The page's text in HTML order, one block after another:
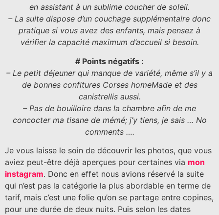
en assistant à un sublime coucher de soleil.
– La suite dispose d’un couchage supplémentaire donc
pratique si vous avez des enfants, mais pensez à
vérifier la capacité maximum d’accueil si besoin.
# Points négatifs :
– Le petit déjeuner qui manque de variété, même s’il y a
de bonnes confitures Corses homeMade et des
canistrellis aussi.
– Pas de bouilloire dans la chambre afin de me
concocter ma tisane de mémé; j’y tiens, je sais … No
comments ….
Je vous laisse le soin de découvrir les photos, que vous
aviez peut-être déjà aperçues pour certaines via mon
instagram. Donc en effet nous avions réservé la suite
qui n’est pas la catégorie la plus abordable en terme de
tarif, mais c’est une folie qu’on se partage entre copines,
pour une durée de deux nuits. Puis selon les dates